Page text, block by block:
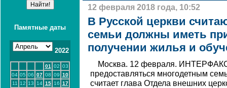
Памятные даты
2022
01 02 03
04 05 06 07 08 09 10
11
12 13 14 15 16 17
12 февраля 2018 года, 10:52
В Русской церкви
семьи должны иметь
получении жилья и
Москва. 12 февраля.
предоставляться многодетным
считает глава Отдела внешних